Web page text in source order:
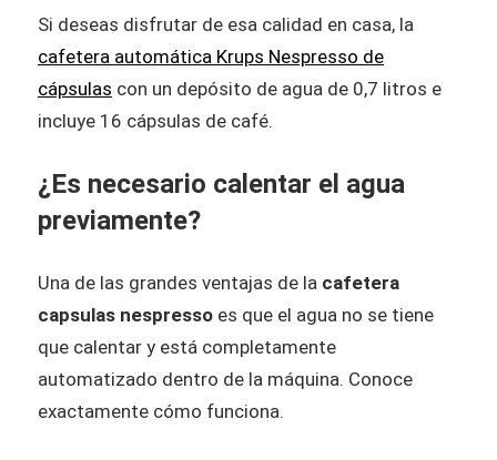
Si deseas disfrutar de esa calidad en casa, la
cafetera automática Krups Nespresso de
cápsulas con un depósito de agua de 0,7 litros e
incluye 16 cápsulas de café.
¿Es necesario calentar el agua
previamente?
Una de las grandes ventajas de la cafetera
capsulas nespresso es que el agua no se tiene
que calentar y está completamente
automatizado dentro de la máquina. Conoce
exactamente cómo funciona.